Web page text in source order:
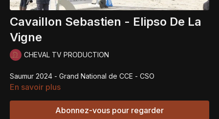
Cavaillon Sebastien - Elipso De La
Vigne
CHEVAL TV PRODUCTION
Saumur 2024 - Grand National de CCE - CSO
En savoir plus
Abonnez-vous pour regarder